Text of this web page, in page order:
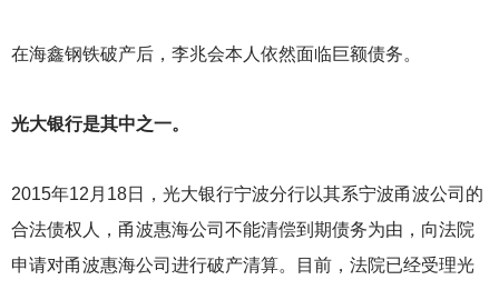
在海鑫钢铁破产后，李兆会本人依然面临巨额债务。
光大银行是其中之一。
2015年12月18日，光大银行宁波分行以其系宁波甬波公司的
合法债权人，甬波惠海公司不能清偿到期债务为由，向法院
申请对甬波惠海公司进行破产清算。目前，法院已经受理光